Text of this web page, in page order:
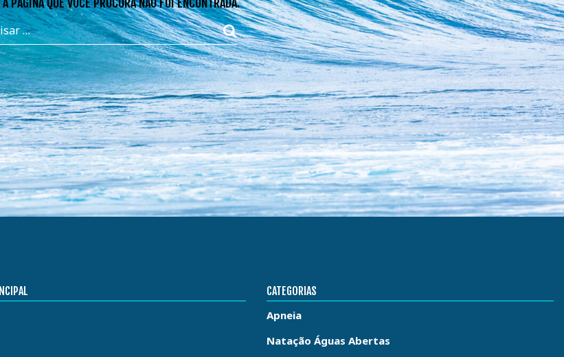
CATEGORIAS
Apneia
Natação Águas Abertas